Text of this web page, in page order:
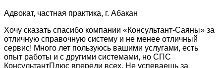
Адвокат, частная практика, г. Абакан
Хочу сказать спасибо компании «Консультант-Саяны» за
отличную справочную систему и не менее отличный
сервис! Много лет пользуюсь вашими услугами, есть
опыт работы и с другими системами, но СПС
КонсультантПлюс впереди всех. Не успеваешь за